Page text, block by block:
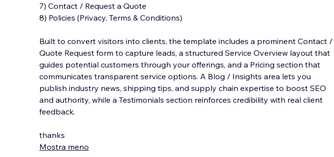
7) Contact / Request a Quote
8) Policies (Privacy, Terms & Conditions)
Built to convert visitors into clients, the template includes a prominent Contact /
Quote Request form to capture leads, a structured Service Overview layout that
guides potential customers through your offerings, and a Pricing section that
communicates transparent service options. A Blog / Insights area lets you
publish industry news, shipping tips, and supply chain expertise to boost SEO
and authority, while a Testimonials section reinforces credibility with real client
feedback.
thanks
Mostra meno